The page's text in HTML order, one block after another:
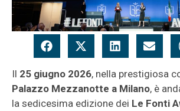
Il 25 giugno 2026, nella prestigiosa
Palazzo Mezzanotte a Milano, è
la sedicesima edizione dei Le Fonti